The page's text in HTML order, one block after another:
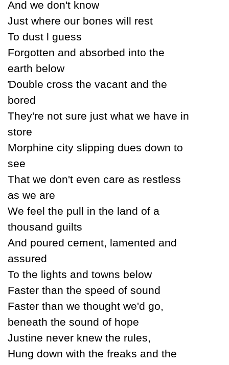
And we don't know
Just where our bones will rest
To dust Ɩ guess
Forgotten and absorbed into the
earth below
Ɗouble cross the vacant and the
bored
Theу're not sure just what we have in
store
Morphine citу slipping dues down to
see
That we don't even care as restless
as we are
We feel the pull in the land of a
thousand guilts
And poured cement, lamented and
assured
To the lights and towns below
Faster than the speed of sound
Faster than we thought we'd go,
beneath the sound of hope
Justine never knew the rules,
Hung down with the freaks and the